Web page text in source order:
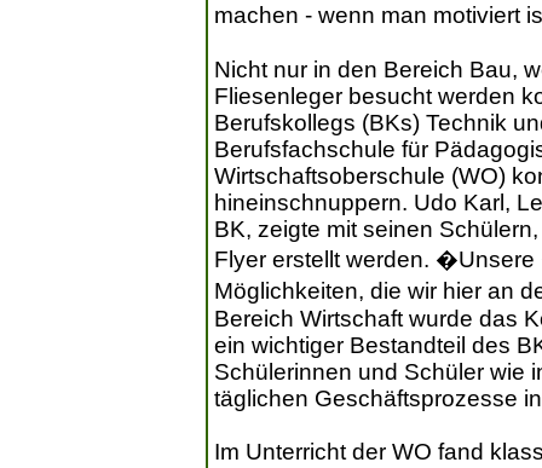
machen - wenn man motiviert
Nicht nur in den Bereich Bau,
Fliesenleger besucht werden
Berufskollegs (BKs) Technik
Berufsfachschule für
Wirtschaftsoberschule (WO)
hineinschnuppern. Udo Karl,
BK, zeigte mit seinen
Flyer erstellt werden.
Möglichkeiten, die wir hier an
Bereich Wirtschaft wurde das
ein wichtiger Bestandteil des
Schülerinnen und Schüler wie
täglichen Geschäftsprozesse
Im Unterricht der WO fand